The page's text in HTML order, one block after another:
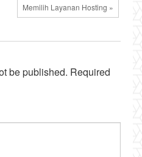
Memilih Layanan Hosting »
be published. Required